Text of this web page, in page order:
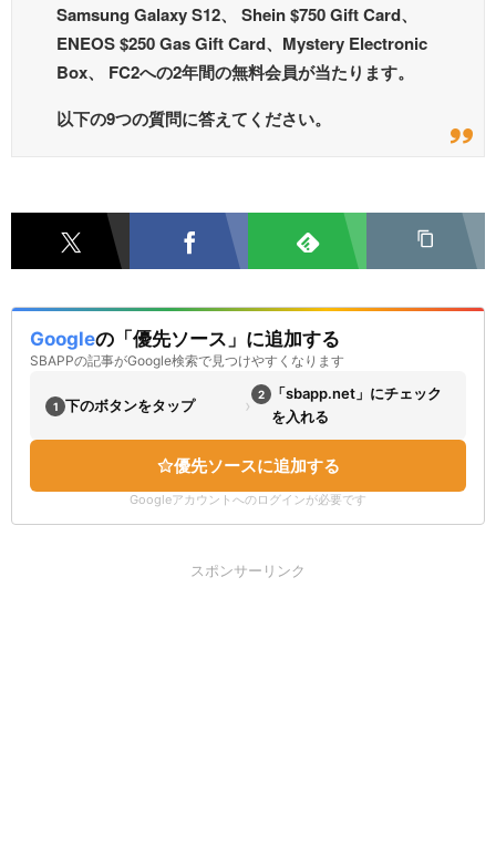
Samsung Galaxy S12、 Shein $750 Gift Card、
ENEOS $250 Gas Gift Card、Mystery Electronic
Box、 FC2への2年間の無料会員が当たります。
以下の9つの質問に答えてください。
Googleの「優先ソース」に追加する
SBAPPの記事がGoogle検索で見つけやすくなります
1 下のボタンをタップ › 2
「sbapp.net」にチェック
を入れる
優先ソースに追加する
Googleアカウントへのログインが必要です
スポンサーリンク